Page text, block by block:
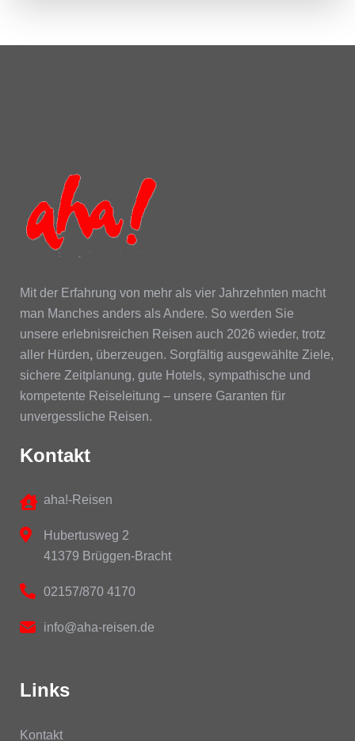
Mit der Erfahrung von mehr als vier Jahrzehnten macht
man Manches anders als Andere. So werden Sie
unsere erlebnisreichen Reisen auch 2026 wieder, trotz
aller Hürden, überzeugen. Sorgfältig ausgewählte Ziele,
sichere Zeitplanung, gute Hotels, sympathische und
kompetente Reiseleitung – unsere Garanten für
unvergessliche Reisen.
Kontakt
aha!-Reisen
Hubertusweg 2
41379 Brüggen-Bracht
02157/870 4170
info@aha-reisen.de
Links
Kontakt